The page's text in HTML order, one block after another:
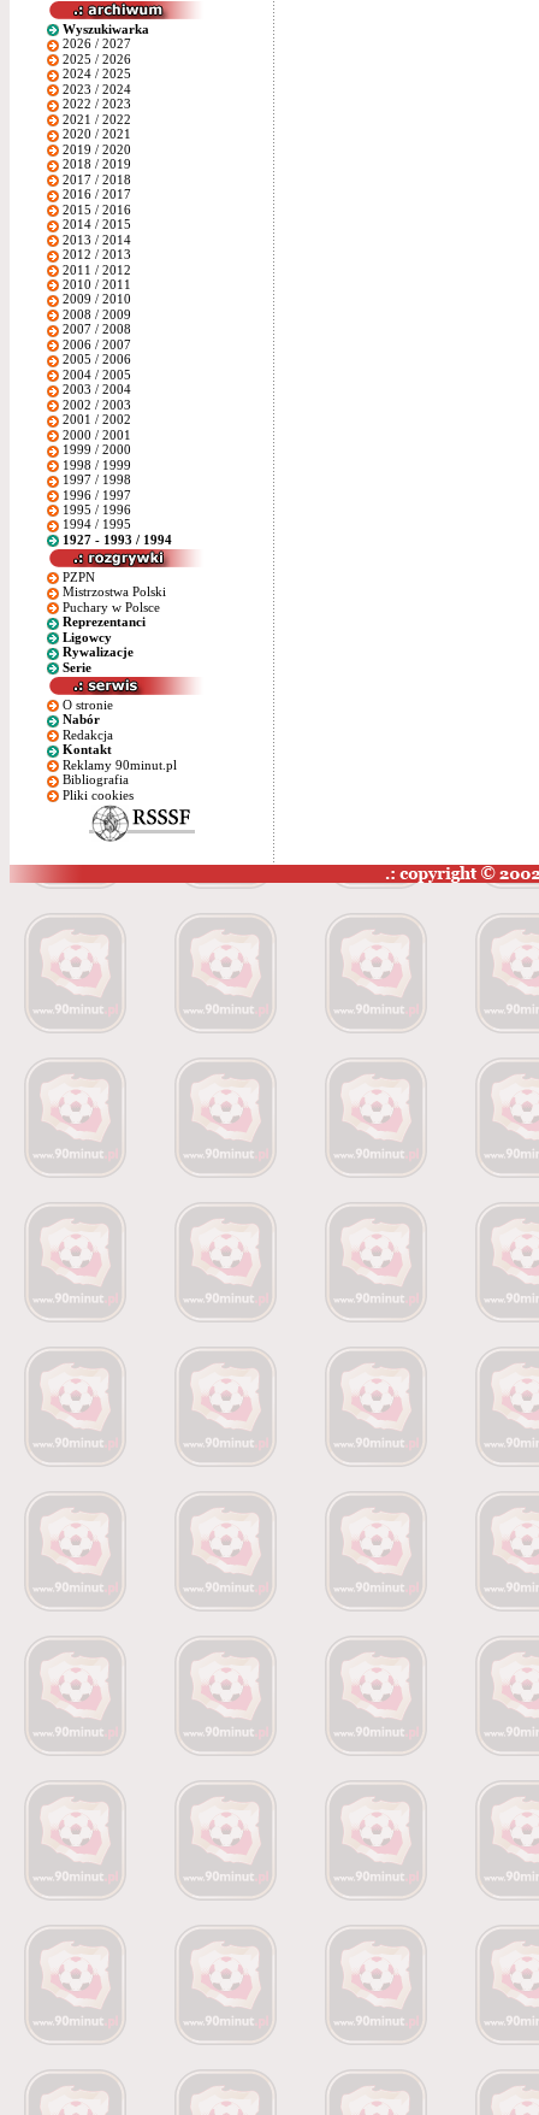
Wyszukiwarka
2026 / 2027
2025 / 2026
2024 / 2025
2023 / 2024
2022 / 2023
2021 / 2022
2020 / 2021
2019 / 2020
2018 / 2019
2017 / 2018
2016 / 2017
2015 / 2016
2014 / 2015
2013 / 2014
2012 / 2013
2011 / 2012
2010 / 2011
2009 / 2010
2008 / 2009
2007 / 2008
2006 / 2007
2005 / 2006
2004 / 2005
2003 / 2004
2002 / 2003
2001 / 2002
2000 / 2001
1999 / 2000
1998 / 1999
1997 / 1998
1996 / 1997
1995 / 1996
1994 / 1995
1927 - 1993 / 1994
PZPN
Mistrzostwa Polski
Puchary w Polsce
Reprezentanci
Ligowcy
Rywalizacje
Serie
O stronie
Nabór
Redakcja
Kontakt
Reklamy 90minut.pl
Bibliografia
Pliki cookies